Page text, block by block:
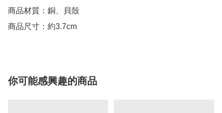
商品材質：銅、貝殼
商品尺寸：約3.7cm
你可能感興趣的商品